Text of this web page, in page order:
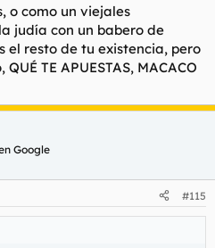
o como un viejales
judía con un babero de
el resto de tu existencia, pero
TE APUESTAS, MACACO
Google
#115